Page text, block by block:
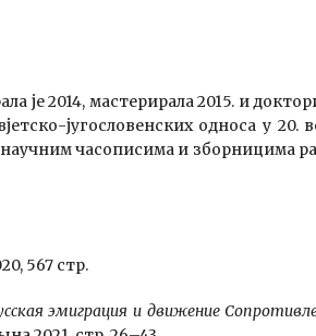
је 2014, мастерирала 2015. и
југословенских односа у 20.
научним часописима и зборницима
567 стр.
эмиграция и движение